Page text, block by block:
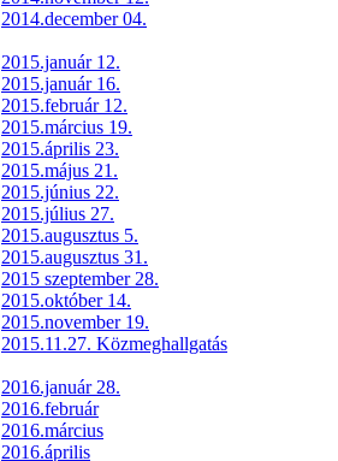
2014.december 04.
2015.január 12.
2015.január 16.
2015.február 12.
2015.március 19.
2015.április 23.
2015.május 21.
2015.június 22.
2015.július 27.
2015.augusztus 5.
2015.augusztus 31.
2015 szeptember 28.
2015.október 14.
2015.november 19.
2015.11.27. Közmeghallgatás
2016.január 28.
2016.február
2016.március
2016.április